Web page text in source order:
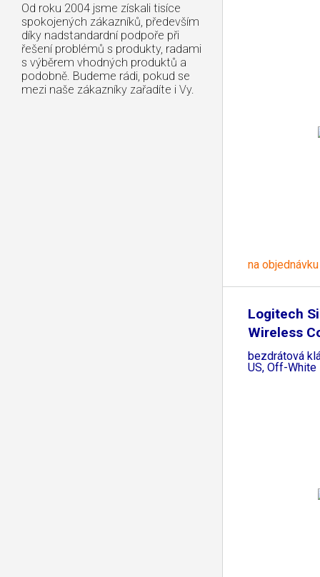
Od roku 2004 jsme získali tisíce
spokojených zákazníků, především
díky nadstandardní podpoře při
řešení problémů s produkty, radami
s výběrem vhodných produktů a
podobně. Budeme rádi, pokud se
mezi naše zákazníky zařadíte i Vy.
na objednávku
Logitech
Wireless
MK295,
bezdrátová
US, Off-White